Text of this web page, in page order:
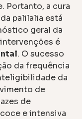
Portanto, a cura
palilalia está
geral da
é
. O sucesso
da frequência
da
de
de
e intensiva